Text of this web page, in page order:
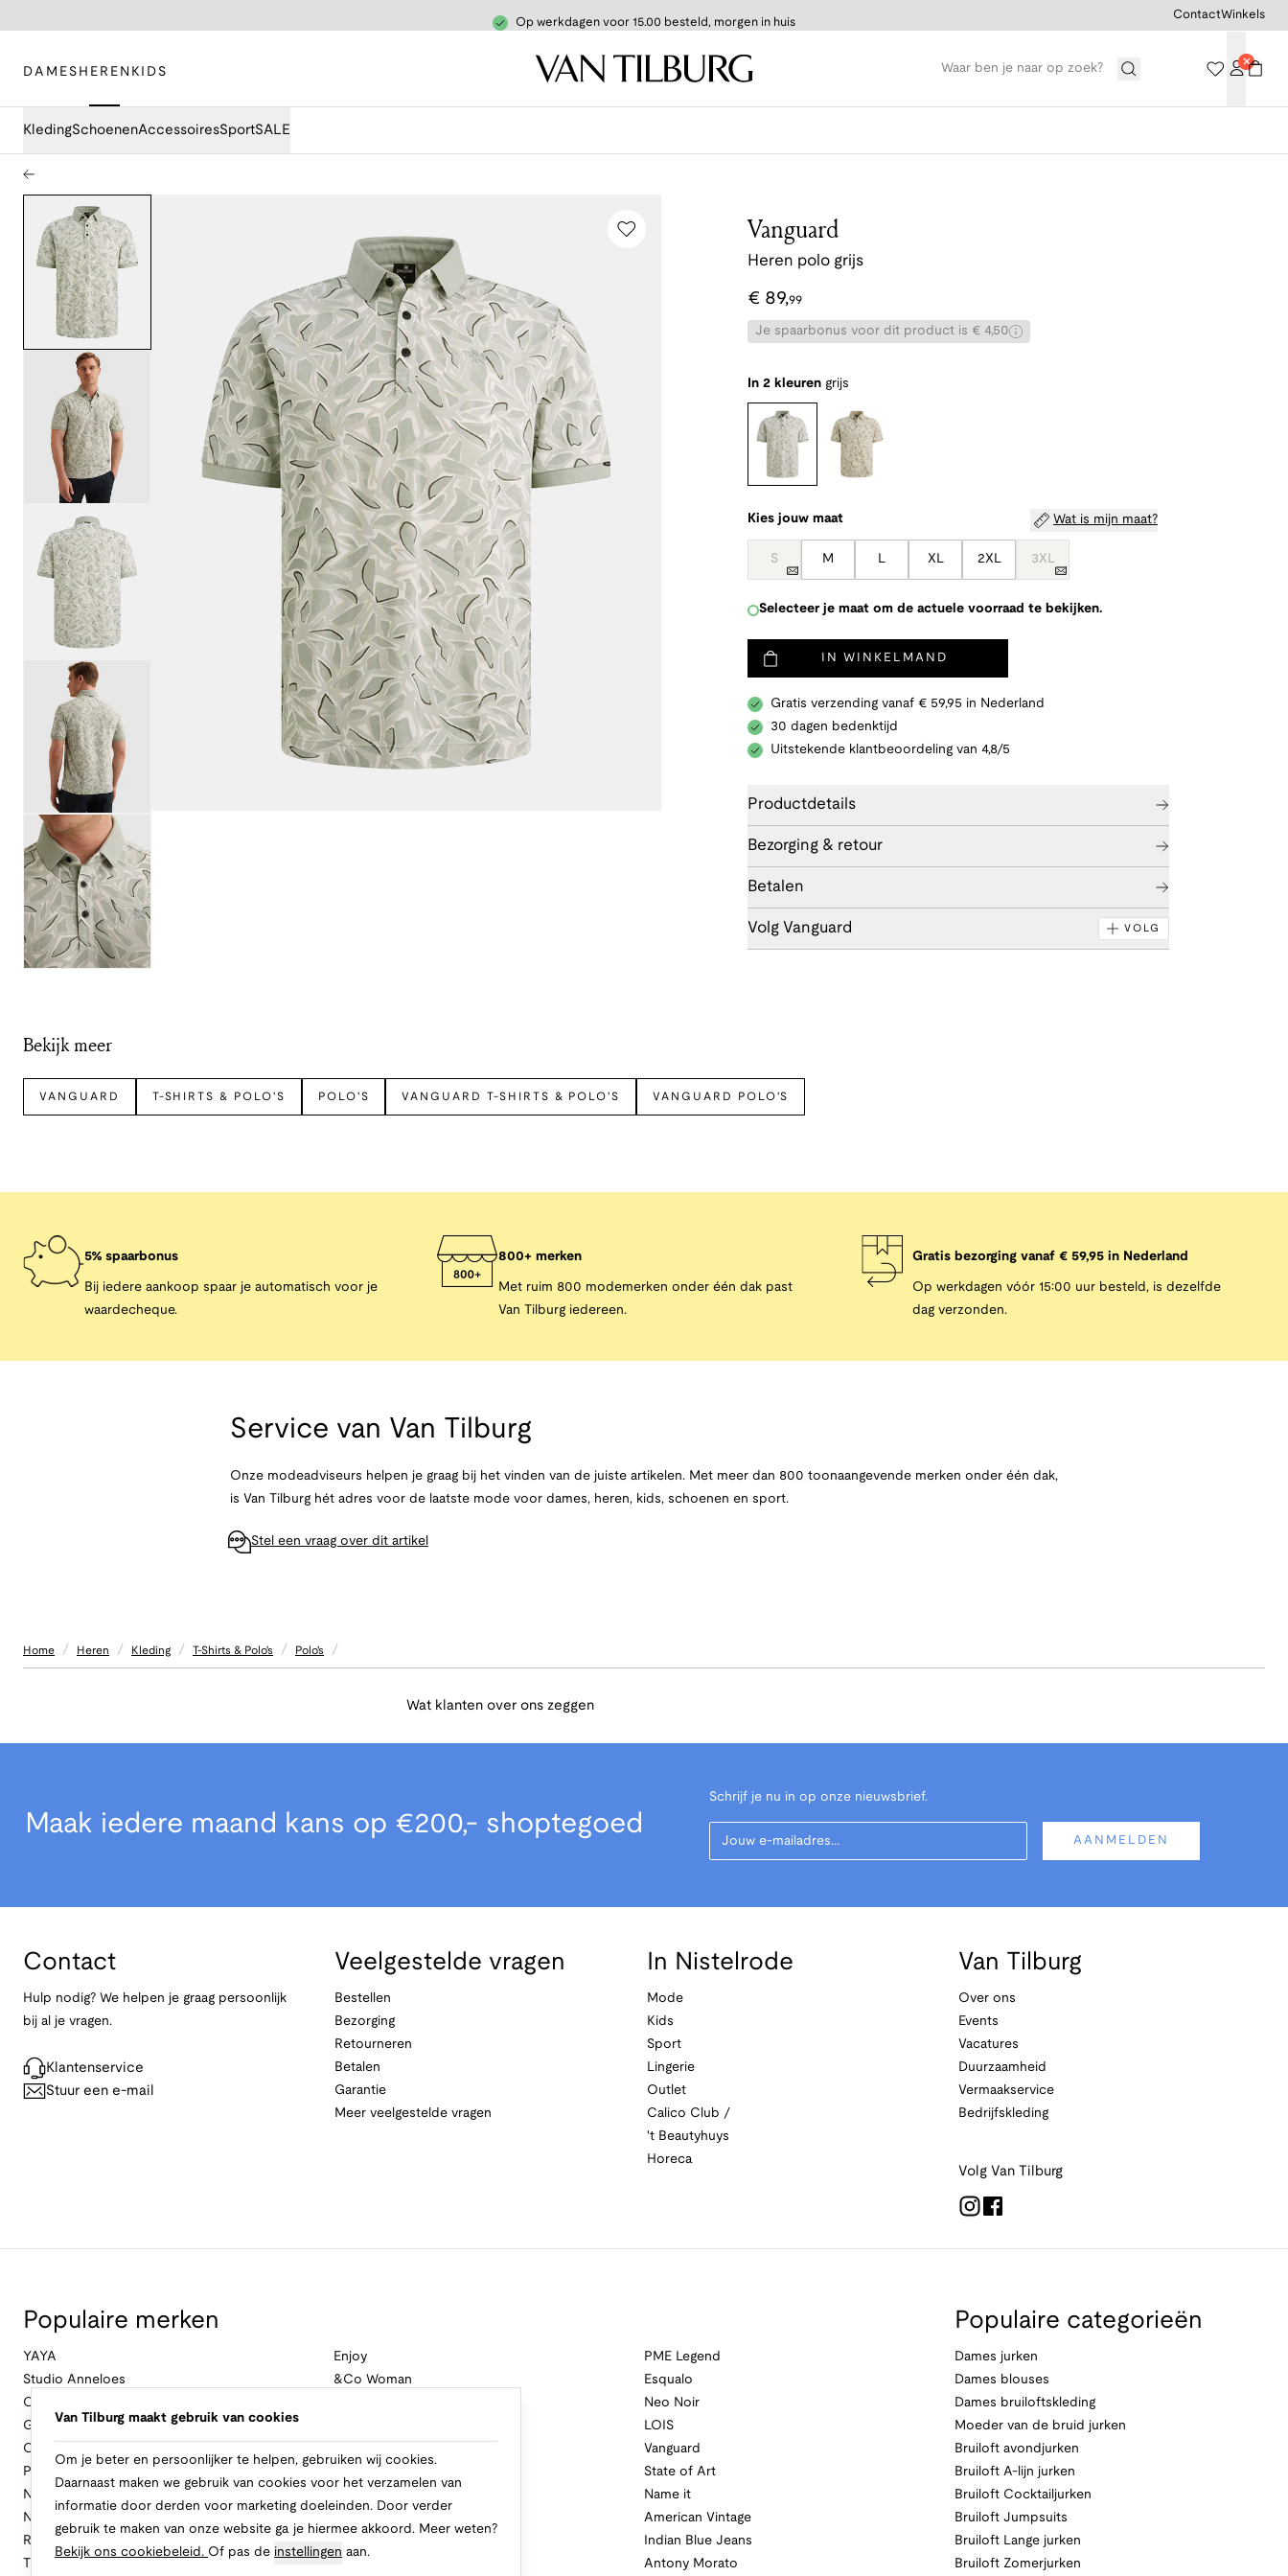
Op werkdagen voor 15.00 besteld, morgen in huis
DAMES HEREN KIDS
KledingSchoenenAccessoiresSportSALE
ContactWinkels
Vanguard
Heren polo grijs
€ 89,99
Je spaarbonus voor dit product is € 4,50
In 2 kleuren grijs
Kies jouw maat Wat is mijn maat?
S M L XL 2XL 3XL
Selecteer je maat om de actuele voorraad te bekijken.
IN WINKELMAND
Gratis verzending vanaf € 59,95 in Nederland
30 dagen bedenktijd
Uitstekende klantbeoordeling van 4,8/5
Productdetails
Bezorging & retour
Betalen
Volg Vanguard VOLG
Bekijk meer
VANGUARD T-SHIRTS & POLO'S POLO'S VANGUARD T-SHIRTS & POLO'S VANGUARD POLO'S
5% spaarbonus
Bij iedere aankoop spaar je automatisch voor je
waardecheque.
800+ merken
Met ruim 800 modemerken onder één dak past
Van Tilburg iedereen.
Gratis bezorging vanaf € 59,95 in Nederland
Op werkdagen vóór 15:00 uur besteld, is dezelfde
dag verzonden.
Service van Van Tilburg
Onze modeadviseurs helpen je graag bij het vinden van de juiste artikelen. Met meer dan 800 toonaangevende merken onder één dak,
is Van Tilburg hét adres voor de laatste mode voor dames, heren, kids, schoenen en sport.
Stel een vraag over dit artikel
Home / Heren / Kleding / T-Shirts & Polo's / Polo's /
Wat klanten over ons zeggen
Maak iedere maand kans op €200,- shoptegoed
Schrijf je nu in op onze nieuwsbrief.
Your Email
AANMELDEN
Contact
Hulp nodig? We helpen je graag persoonlijk
bij al je vragen.
Klantenservice
Stuur een e-mail
Veelgestelde vragen
Bestellen
Bezorging
Retourneren
Betalen
Garantie
Meer veelgestelde vragen
In Nistelrode
Mode
Kids
Sport
Lingerie
Outlet
Calico Club /
't Beautyhuys
Horeca
Van Tilburg
Over ons
Events
Vacatures
Duurzaamheid
Vermaakservice
Bedrijfskleding
Volg Van Tilburg
Populaire merken
YAYA
Studio Anneloes
Cambio
Geisha
Cast Iron
Profuomo
No Excess
New Balance
Rinascimento
Enjoy
&Co Woman
PME Legend
Esqualo
Neo Noir
LOIS
Vanguard
State of Art
Name it
American Vintage
Indian Blue Jeans
Antony Morato
Populaire categorieën
Dames jurken
Dames blouses
Dames bruiloftskleding
Moeder van de bruid jurken
Bruiloft avondjurken
Bruiloft A-lijn jurken
Bruiloft Cocktailjurken
Bruiloft Jumpsuits
Bruiloft Lange jurken
Bruiloft Zomerjurken
Van Tilburg maakt gebruik van cookies
Om je beter en persoonlijker te helpen, gebruiken wij cookies.
Daarnaast maken we gebruik van cookies voor het verzamelen van
informatie door derden voor marketing doeleinden. Door verder
gebruik te maken van onze website ga je hiermee akkoord. Meer weten?
Bekijk ons cookiebeleid. Of pas de instellingen aan.